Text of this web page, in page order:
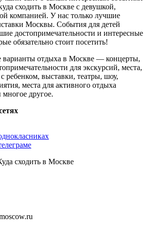
сходить в Москве с девушкой,
компанией. У нас только лучшие
Москвы. События для детей
достопримечательности и интересные
обязательно стоит посетить!
отдыха в Москве — концерты,
для экскурсий, места,
ребенком, выставки, театры, шоу,
места для активного отдыха
другое.
сходить в Москве